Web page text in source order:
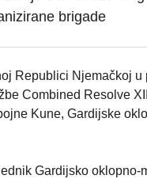
brigade
Republici Njemačkoj
Combined Resolve
Kune, Gardijske
Gardijsko